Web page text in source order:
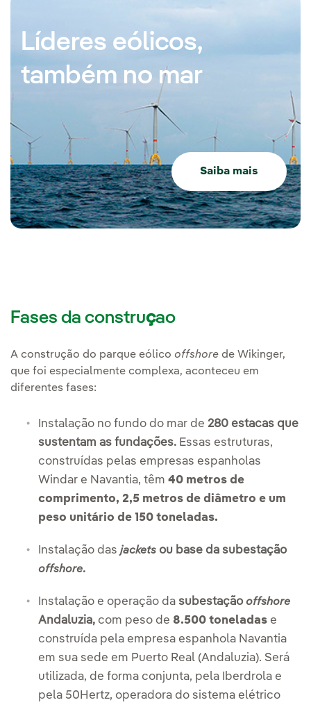
Líderes eólicos,
também no mar
Saiba mais
Fases da construçao
A construção do parque eólico offshore de Wikinger,
que foi especialmente complexa, aconteceu em
diferentes fases:
Instalação no fundo do mar de 280 estacas que
sustentam as fundações. Essas estruturas,
construídas pelas empresas espanholas
Windar e Navantia, têm 40 metros de
comprimento, 2,5 metros de diâmetro e um
peso unitário de 150 toneladas.
Instalação das jackets ou base da subestação
offshore.
Instalação e operação da subestação offshore
Andaluzia, com peso de 8.500 toneladas e
construída pela empresa espanhola Navantia
em sua sede em Puerto Real (Andaluzia). Será
utilizada, de forma conjunta, pela Iberdrola e
pela 50Hertz, operadora do sistema elétrico